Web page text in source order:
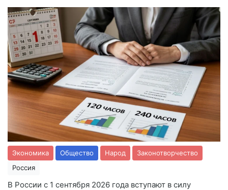
Экономика Общество Народ
Законотворчество
Россия
В России с 1 сентября 2026 года вступают в силу